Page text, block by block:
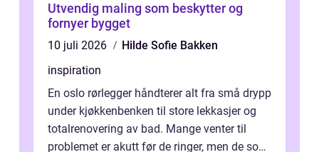
Utvendig maling som beskytter og
fornyer bygget
10 juli 2026
Hilde Sofie Bakken
inspiration
En oslo rørlegger håndterer alt fra små drypp
under kjøkkenbenken til store lekkasjer og
totalrenovering av bad. Mange venter til
problemet er akutt før de ringer, men de som